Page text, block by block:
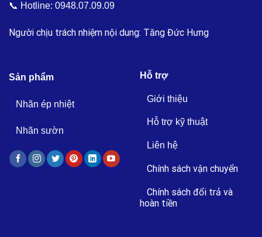
📞 Hotline: 0948.07.09.09
Người chịu trách nhiệm nội dung: Tăng Đức Hưng
Sản phẩm
Nhãn ép nhiệt
Nhãn sườn
Hỗ trợ
Giới thiệu
Hỗ trợ kỹ thuật
Liên hệ
Chính sách vận chuyển
Chính sách đổi trả và
hoàn tiền